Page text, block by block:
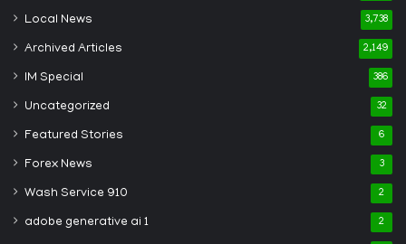
Local News 3,738
Archived Articles 2,149
IM Special 386
Uncategorized 32
Featured Stories 6
Forex News 3
Wash Service 910 2
adobe generative ai 1 2